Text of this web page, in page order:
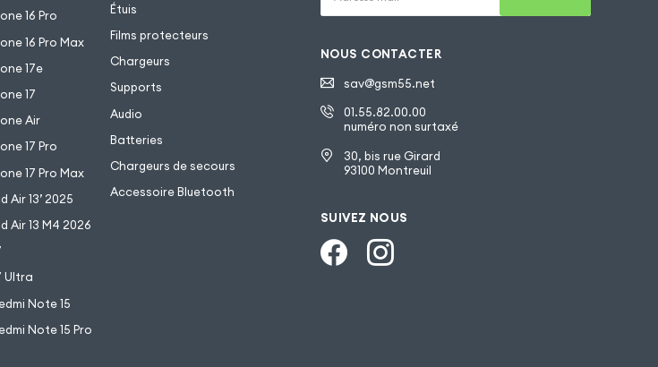
16 Pro
16 Pro Max
17e
17
Air
17 Pro
17 Pro Max
Air 13’ 2025
Air 13 M4 2026
Ultra
Note 15
Note 15 Pro
Étuis
Films protecteurs
Chargeurs
Supports
Audio
Batteries
Chargeurs de secours
Accessoire Bluetooth
NOUS CONTACTER
sav@gsm55.net
01.55.82.00.00
numéro non surtaxé
30, bis rue Girard
93100 Montreuil
SUIVEZ NOUS